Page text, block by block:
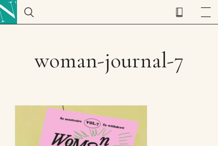
woman-journal-7